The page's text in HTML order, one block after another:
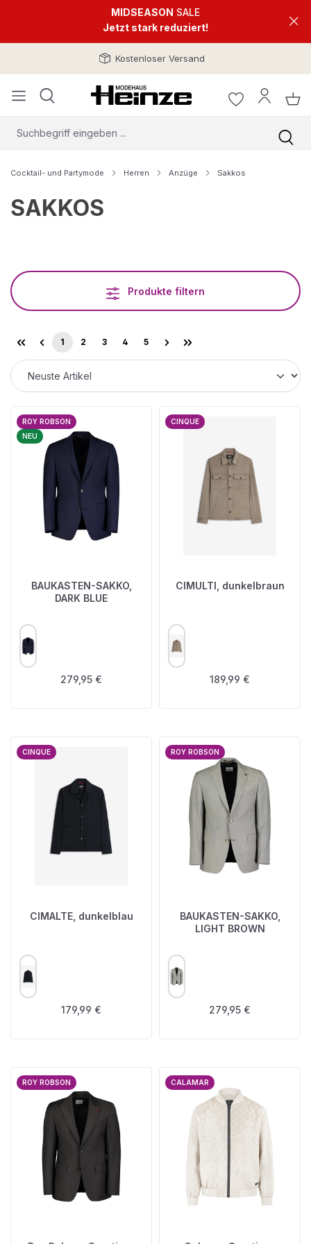
MIDSEASON SALE
Jetzt stark reduziert!
Kostenloser Versand
Cocktail- und Partymode Herren Anzüge Sakkos
SAKKOS
Produkte filtern
Seite
1 Seite
2 Seite
3 Seite
4 Seite
5
ROY ROBSON
NEU
BAUKASTEN-SAKKO,
DARK BLUE
FARBE
Regulärer Preis:
279,95 €
CINQUE
CIMULTI, dunkelbraun
FARBE
Regulärer Preis:
189,99 €
CINQUE
CIMALTE, dunkelblau
FARBE
Regulärer Preis:
179,99 €
ROY ROBSON
BAUKASTEN-SAKKO,
LIGHT BROWN
FARBE
Regulärer Preis:
279,95 €
ROY ROBSON CALAMAR